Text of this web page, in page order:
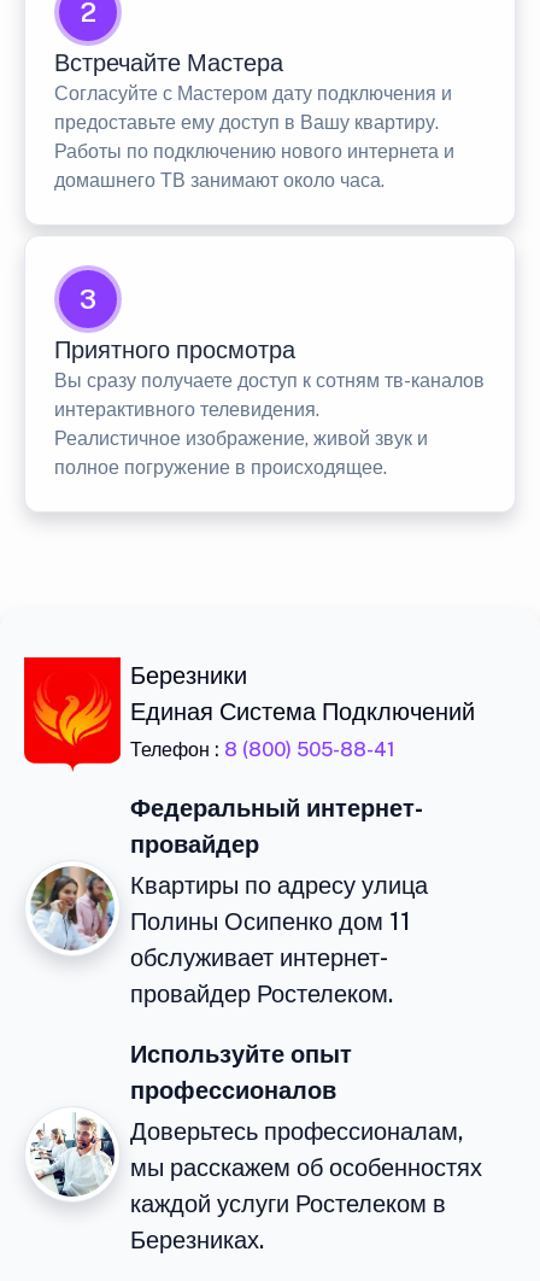
2
Встречайте Мастера
Согласуйте с Мастером дату подключения и
предоставьте ему доступ в Вашу квартиру.
Работы по подключению нового интернета и
домашнего ТВ занимают около часа.
3
Приятного просмотра
Вы сразу получаете доступ к сотням тв-каналов
интерактивного телевидения.
Реалистичное изображение, живой звук и
полное погружение в происходящее.
Березники
Единая Система Подключений
Телефон : 8 (800) 505-88-41
Федеральный интернет-
провайдер
Квартиры по адресу улица
Полины Осипенко дом 11
обслуживает интернет-
провайдер Ростелеком.
Используйте опыт
профессионалов
Доверьтесь профессионалам,
мы расскажем об особенностях
каждой услуги Ростелеком в
Березниках.